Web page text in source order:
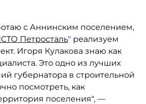
с Аннинским поселением,
Петросталь" реализуем
Игоря Кулакова знаю как
Это одно из лучших
губернатора в строительной
посмотреть, как
поселения", —